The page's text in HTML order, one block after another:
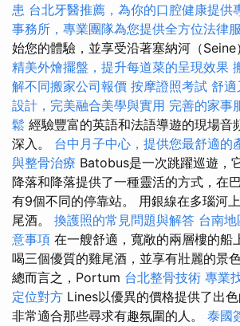
患 台北牙醫推薦，為你的口腔健康提供
事務所，專業團隊為您提供全方位法律
始您的體驗，並享受沿著塞納河（Seine
精美外燴擺盤，提升每道菜的呈現效果
解不同搬家公司報價 按摩證照考試 舒適
設計，完美融合美學與實用 完善的家事
鬆 經驗豐富的英語和法語導遊的現場音
深入。 台中月子中心，提供您最舒適的
與整骨治療 Batobus是一次跳躍巡遊，
降落和降落提供了一種靈活的方式，在
有9個不同的停靠站。 用銀線在多瑙河
尾酒。 換護照的常見問題與解答 台南
意事項 在一艘舒適，寬敞的兩層樓的船
喝三個優質的雞尾酒，並享有壯麗的景
總而言之，Portum 台北整骨技術 專業
定位對方 Lines以優異的價格提供了出色
非常適合那些尋求有趣氛圍的人。 泰國